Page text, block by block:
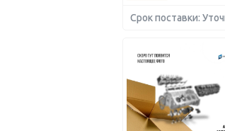
Срок поставки: